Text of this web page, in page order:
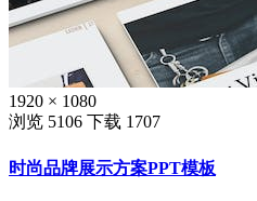
1920 × 1080
浏览 5106 下载 1707
时尚品牌展示方案PPT模板